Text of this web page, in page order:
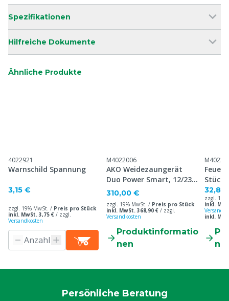
Spezifikationen
Hilfreiche Dokumente
Ähnliche Produkte
4022921
Warnschild Spannung
3,15 €
zzgl. 19% MwSt. / Preis pro Stück
inkl. MwSt. 3,75 € / zzgl.
Versandkosten
M4022006
AKO Weidezaungerät
Duo Power Smart, 12/230
V
310,00 €
zzgl. 19% MwSt. / Preis pro Stück
inkl. MwSt. 368,90 € / zzgl.
Versandkosten
Produktinformatio
nen
Stück
32,80
zzgl.
inkl.
inkl.
Persönliche Beratung